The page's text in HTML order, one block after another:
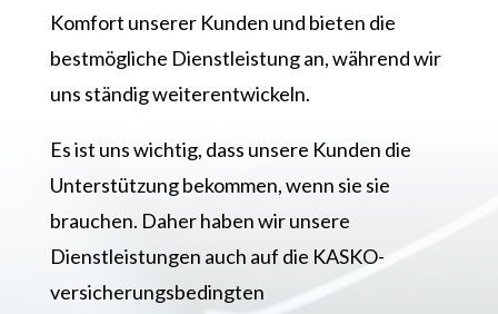
Komfort unserer Kunden und bieten die
bestmögliche Dienstleistung an, während wir
uns ständig weiterentwickeln.
Es ist uns wichtig, dass unsere Kunden die
Unterstützung bekommen, wenn sie sie
brauchen. Daher haben wir unsere
Dienstleistungen auch auf die KASKO-
versicherungsbedingten